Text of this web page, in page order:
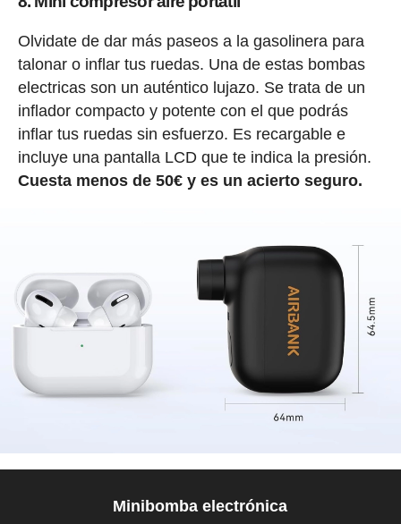
Olvidate de dar más paseos a la gasolinera para
talonar o inflar tus ruedas. Una de estas bombas
electricas son un auténtico lujazo. Se trata de un
inflador compacto y potente con el que podrás
inflar tus ruedas sin esfuerzo. Es recargable e
incluye una pantalla LCD que te indica la presión.
Cuesta menos de 50€ y es un acierto seguro.
Minibomba electrónica